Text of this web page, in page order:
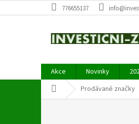
na
776655137
Akce Novinky
Domů Prodávané značky